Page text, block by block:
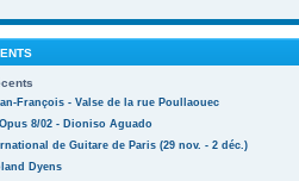
François - Valse de la rue Poullaouec
8/02 - Dioniso Aguado
de Guitare de Paris (29 nov. - 2 déc.)
Dyens